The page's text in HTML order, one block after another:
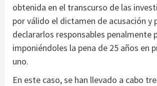
obtenida en el transcurso de las
por válido el dictamen de acusación y
declararlos responsables penalmente
imponiéndoles la pena de 25 años en
uno.
En este caso, se han llevado a cabo